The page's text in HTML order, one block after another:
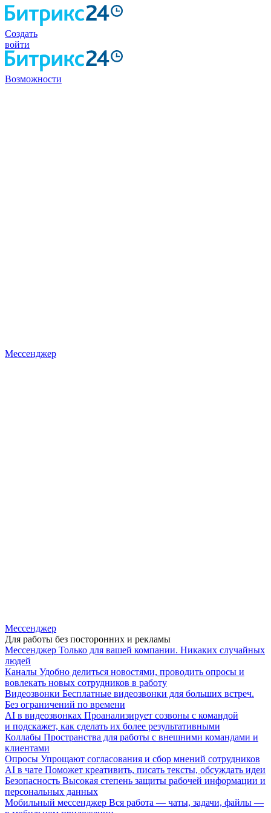
Создать
войти
Возможности
Мессенджер
Мессенджер
Для работы без посторонних и рекламы
Мессенджер Только для вашей компании. Никаких случайных
людей
Каналы Удобно делиться новостями, проводить опросы и
вовлекать новых сотрудников в работу
Видеозвонки Бесплатные видеозвонки для больших встреч.
Без ограничений по времени
AI в видеозвонках Проанализирует созвоны с командой
и подскажет, как сделать их более результативными
Коллабы Пространства для работы с внешними командами и
клиентами
Опросы Упрощают согласования и сбор мнений сотрудников
AI в чате Поможет креативить, писать тексты, обсуждать идеи
Безопасность Высокая степень защиты рабочей информации и
персональных данных
Мобильный мессенджер Вся работа — чаты, задачи, файлы —